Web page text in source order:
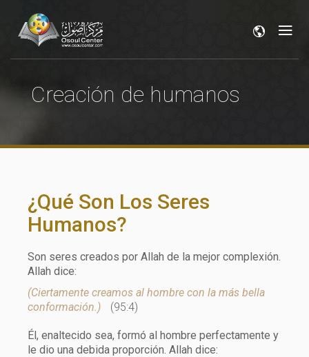
Creación de humanos
¿Qué Son Los Seres
Humanos?
Son seres creados por Allah de la mejor complexión.
Allah dice:
(Ciertamente creamos al hombre con la más bella
conformación.)
(95:4)
Él, enaltecido sea, formó al hombre perfectamente y
le dio una debida proporción. Allah dice: